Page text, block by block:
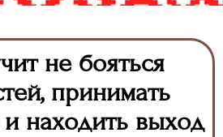
не бояться
принимать
находить выход